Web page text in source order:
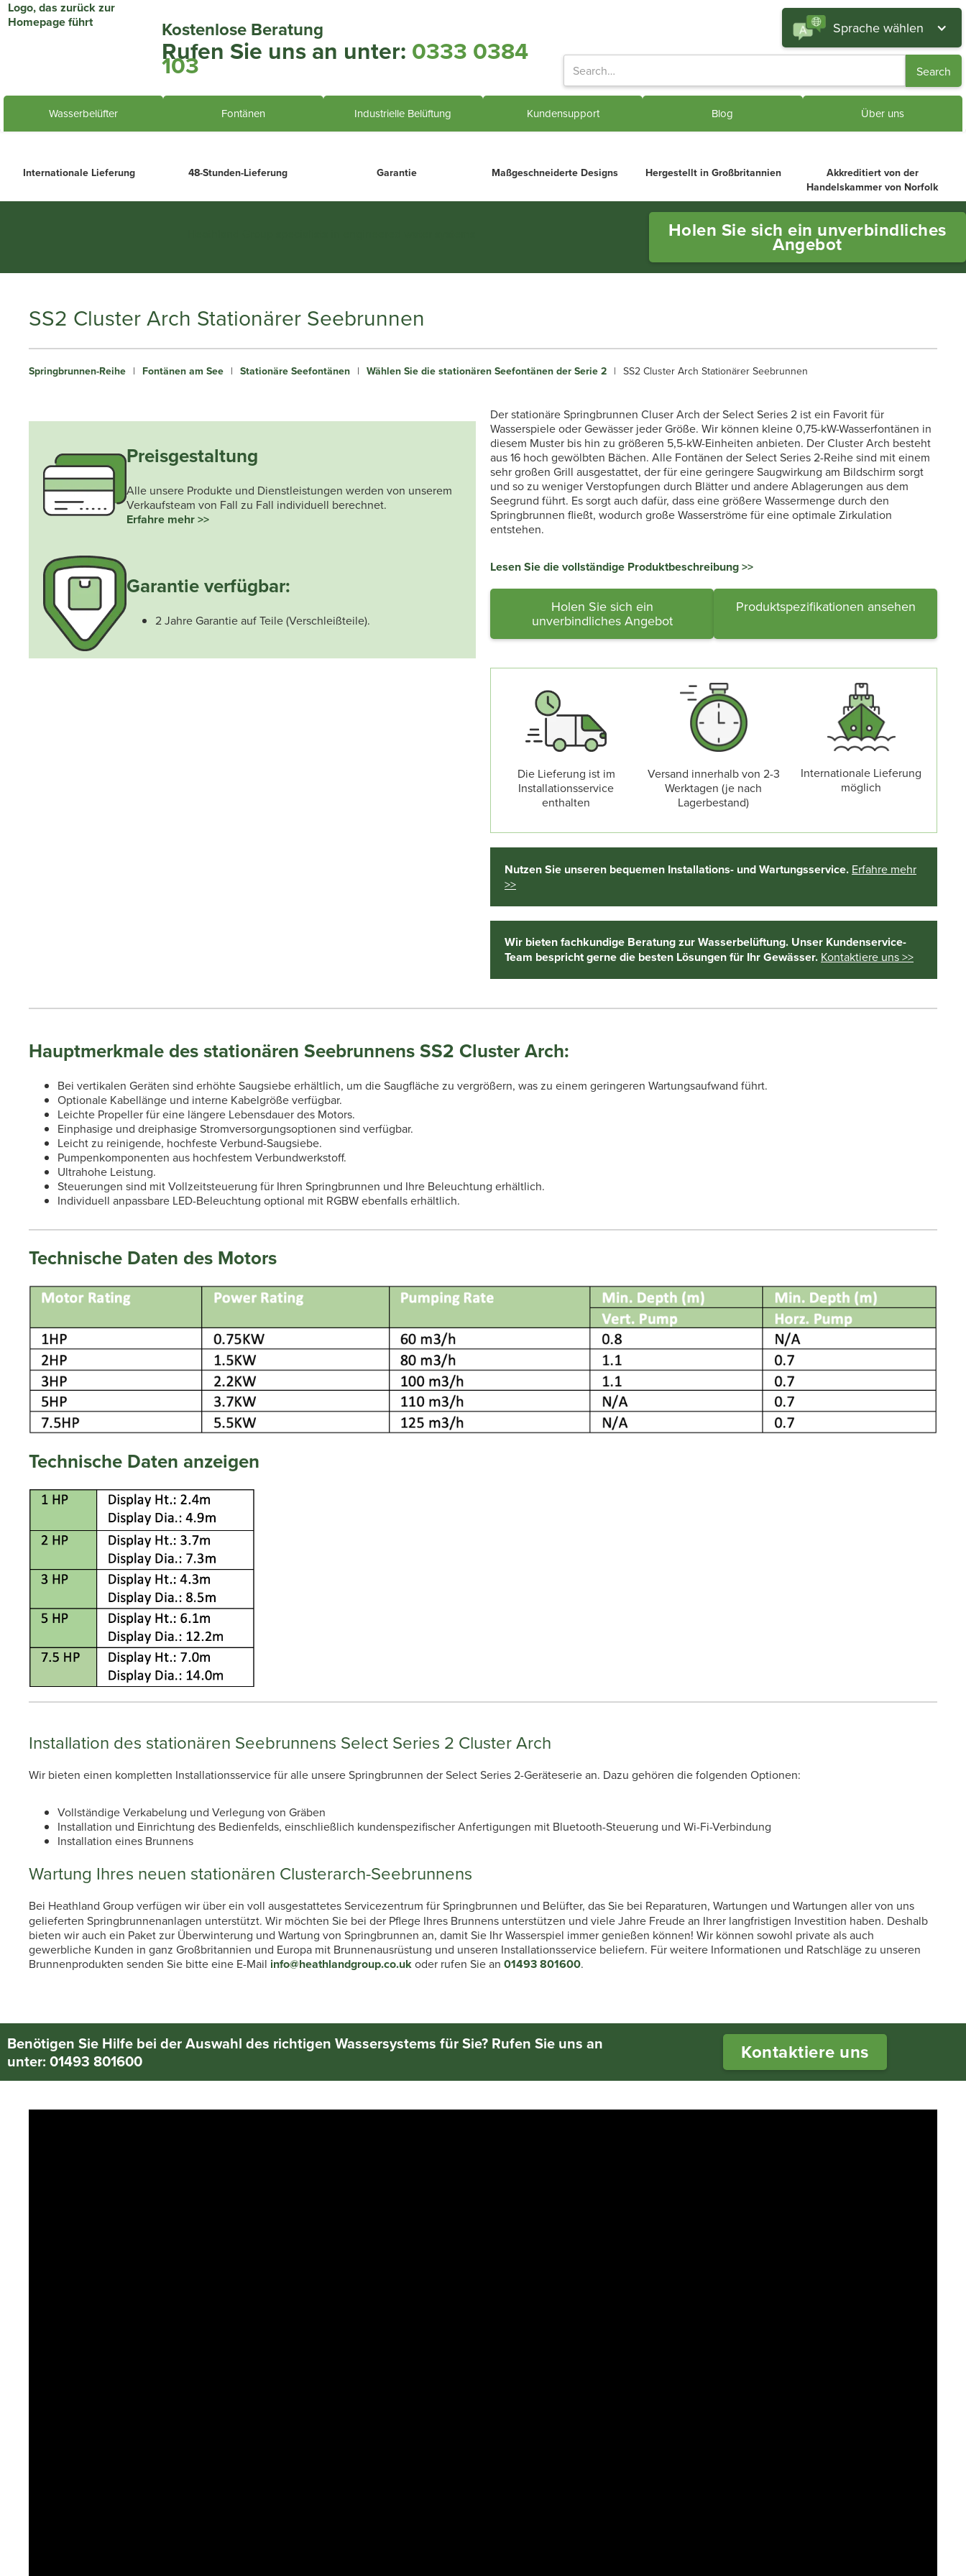
Kostenlose Beratung
Rufen Sie uns an unter: 0333 0384
103
Sprache wählen
Wasserbelüfter Fontänen Industrielle Belüftung Kundensupport Blog Über uns
Internationale Lieferung 48-Stunden-Lieferung Garantie Maßgeschneiderte Designs Hergestellt in Großbritannien
Akkreditiert von der
Handelskammer von Norfolk
Holen Sie sich ein unverbindliches
Angebot
SS2 Cluster Arch Stationärer Seebrunnen
Springbrunnen-Reihe | Fontänen am See | Stationäre Seefontänen | Wählen Sie die stationären Seefontänen der Serie 2 | SS2 Cluster Arch Stationärer Seebrunnen
Preisgestaltung
Alle unsere Produkte und Dienstleistungen werden von unserem
Verkaufsteam von Fall zu Fall individuell berechnet.
Erfahre mehr >>
Garantie verfügbar:
2 Jahre Garantie auf Teile (Verschleißteile).
Der stationäre Springbrunnen Cluser Arch der Select Series 2 ist ein Favorit für
Wasserspiele oder Gewässer jeder Größe. Wir können kleine 0,75-kW-Wasserfontänen in
diesem Muster bis hin zu größeren 5,5-kW-Einheiten anbieten. Der Cluster Arch besteht
aus 16 hoch gewölbten Bächen. Alle Fontänen der Select Series 2-Reihe sind mit einem
sehr großen Grill ausgestattet, der für eine geringere Saugwirkung am Bildschirm sorgt
und so zu weniger Verstopfungen durch Blätter und andere Ablagerungen aus dem
Seegrund führt. Es sorgt auch dafür, dass eine größere Wassermenge durch den
Springbrunnen fließt, wodurch große Wasserströme für eine optimale Zirkulation
entstehen.
Lesen Sie die vollständige Produktbeschreibung >>
Holen Sie sich ein
unverbindliches Angebot
Produktspezifikationen ansehen
Die Lieferung ist im
Installationsservice
enthalten
Versand innerhalb von 2-3
Werktagen (je nach
Lagerbestand)
Internationale Lieferung
möglich
Nutzen Sie unseren bequemen Installations- und Wartungsservice. Erfahre mehr
>>
Wir bieten fachkundige Beratung zur Wasserbelüftung. Unser Kundenservice-
Team bespricht gerne die besten Lösungen für Ihr Gewässer. Kontaktiere uns >>
Hauptmerkmale des stationären Seebrunnens SS2 Cluster Arch:
Bei vertikalen Geräten sind erhöhte Saugsiebe erhältlich, um die Saugfläche zu vergrößern, was zu einem geringeren Wartungsaufwand führt.
Optionale Kabellänge und interne Kabelgröße verfügbar.
Leichte Propeller für eine längere Lebensdauer des Motors.
Einphasige und dreiphasige Stromversorgungsoptionen sind verfügbar.
Leicht zu reinigende, hochfeste Verbund-Saugsiebe.
Pumpenkomponenten aus hochfestem Verbundwerkstoff.
Ultrahohe Leistung.
Steuerungen sind mit Vollzeitsteuerung für Ihren Springbrunnen und Ihre Beleuchtung erhältlich.
Individuell anpassbare LED-Beleuchtung optional mit RGBW ebenfalls erhältlich.
Technische Daten des Motors
Technische Daten anzeigen
Installation des stationären Seebrunnens Select Series 2 Cluster Arch
Wir bieten einen kompletten Installationsservice für alle unsere Springbrunnen der Select Series 2-Geräteserie an. Dazu gehören die folgenden Optionen:
Vollständige Verkabelung und Verlegung von Gräben
Installation und Einrichtung des Bedienfelds, einschließlich kundenspezifischer Anfertigungen mit Bluetooth-Steuerung und Wi-Fi-Verbindung
Installation eines Brunnens
Wartung Ihres neuen stationären Clusterarch-Seebrunnens
Bei Heathland Group verfügen wir über ein voll ausgestattetes Servicezentrum für Springbrunnen und Belüfter, das Sie bei Reparaturen, Wartungen und Wartungen aller von uns
gelieferten Springbrunnenanlagen unterstützt. Wir möchten Sie bei der Pflege Ihres Brunnens unterstützen und viele Jahre Freude an Ihrer langfristigen Investition haben. Deshalb
bieten wir auch ein Paket zur Überwinterung und Wartung von Springbrunnen an, damit Sie Ihr Wasserspiel immer genießen können! Wir können sowohl private als auch
gewerbliche Kunden in ganz Großbritannien und Europa mit Brunnenausrüstung und unseren Installationsservice beliefern. Für weitere Informationen und Ratschläge zu unseren
Brunnenprodukten senden Sie bitte eine E-Mail info@heathlandgroup.co.ukoder rufen Sie an 01493 801600.
Benötigen Sie Hilfe bei der Auswahl des richtigen Wassersystems für Sie? Rufen Sie uns an
unter: 01493 801600
Kontaktiere uns